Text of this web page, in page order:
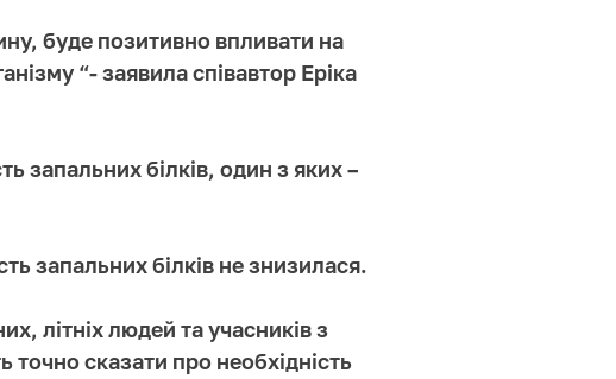
буде позитивно впливати на
“- заявила співавтор Еріка
запальних білків, один з яких –
запальних білків не знизилася.
літніх людей та учасників з
сказати про необхідність